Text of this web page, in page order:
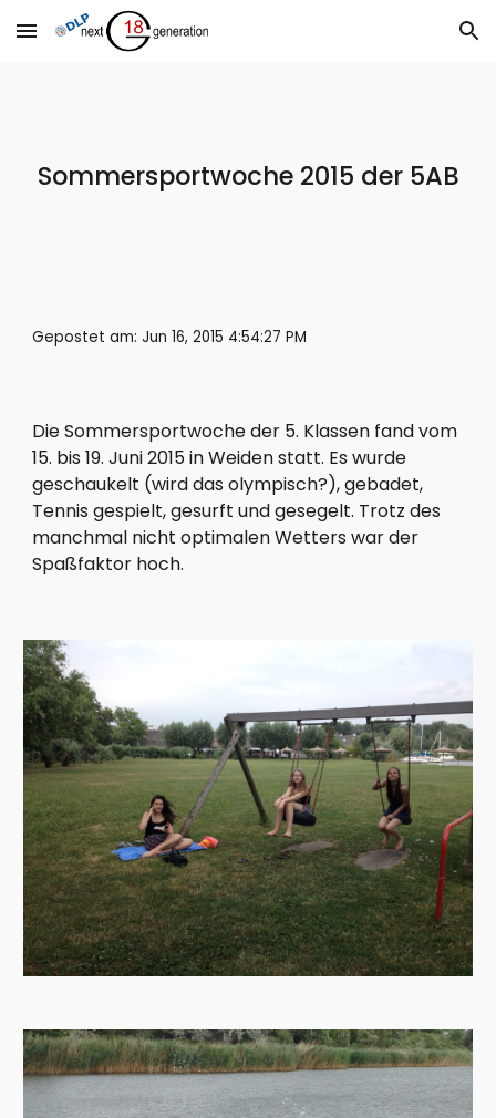
Skip to main content Skip to navigation
Sommersportwoche 2015 der 5AB
Gepostet am: Jun 16, 2015 4:54:27 PM
Die Sommersportwoche der 5. Klassen fand vom
15. bis 19. Juni 2015 in Weiden statt. Es wurde
geschaukelt (wird das olympisch?), gebadet,
Tennis gespielt, gesurft und gesegelt. Trotz des
manchmal nicht optimalen Wetters war der
Spaßfaktor hoch.